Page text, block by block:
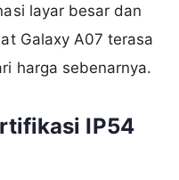
layar besar dan
Galaxy A07 terasa
harga sebenarnya.
IP54